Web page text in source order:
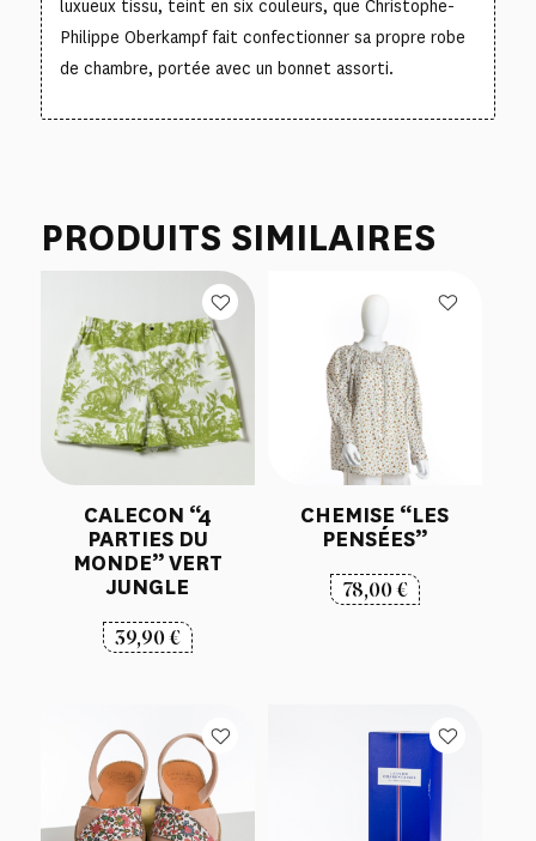
luxueux tissu, teint en six couleurs, que Christophe-
Philippe Oberkampf fait confectionner sa propre robe
de chambre, portée avec un bonnet assorti.
PRODUITS SIMILAIRES
CALECON “4
PARTIES DU
MONDE” VERT
JUNGLE
39,90€
CHEMISE “LES
PENSÉES”
78,00€